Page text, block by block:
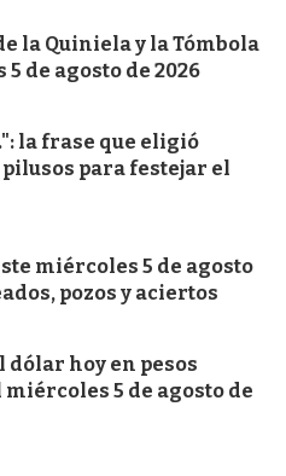
la Quiniela y la Tómbola
de agosto de 2026
la frase que eligió
para festejar el
miércoles 5 de agosto
pozos y aciertos
dólar hoy en pesos
5 de agosto de